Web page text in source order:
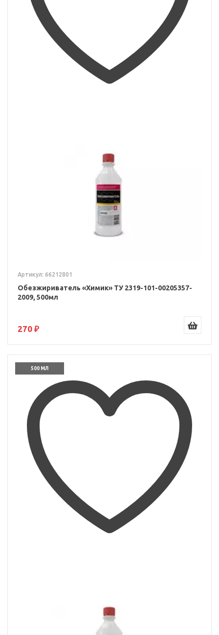
Артикул: 66212801
Обезжириватель «Химик» ТУ 2319-101-00205357-
2009, 500мл
270 ₽
500 МЛ